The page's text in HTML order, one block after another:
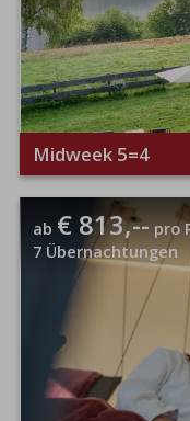
Midweek 5=4
ab € 813,-- pro
7 Übernachtungen